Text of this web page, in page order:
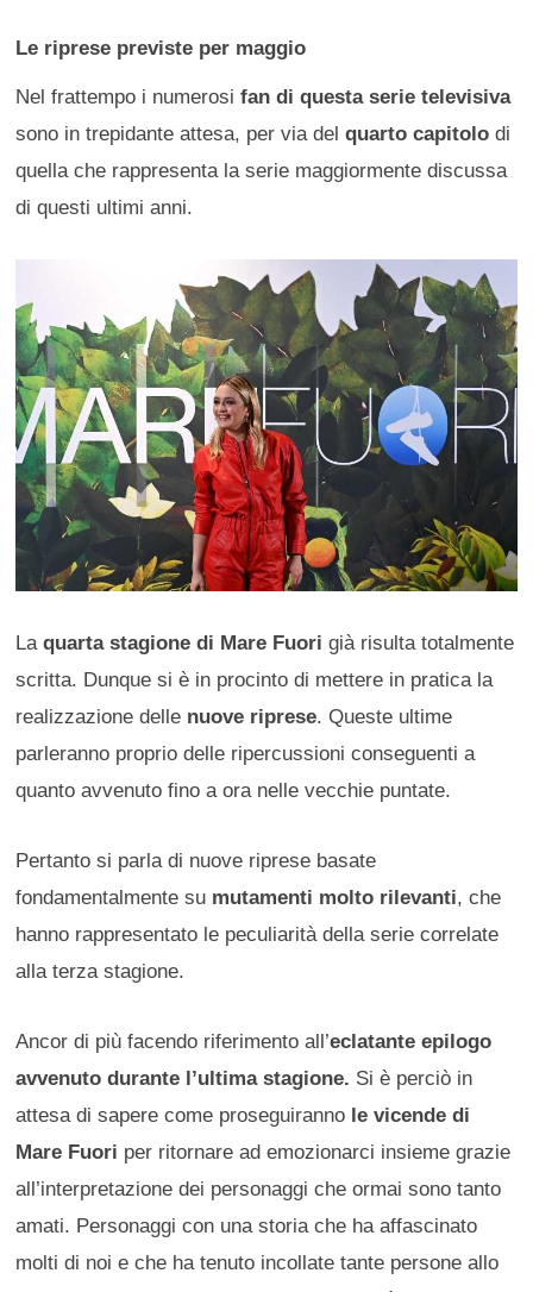
Le riprese previste per maggio
Nel frattempo i numerosi fan di questa serie televisiva
sono in trepidante attesa, per via del quarto capitolo di
quella che rappresenta la serie maggiormente discussa
di questi ultimi anni.
Laquarta stagione di Mare Fuori già risulta totalmente
scritta. Dunque si è in procinto di mettere in pratica la
realizzazione delle nuove riprese. Queste ultime
parleranno proprio delle ripercussioni conseguenti a
quanto avvenuto fino a ora nelle vecchie puntate.
Pertanto si parla di nuove riprese basate
fondamentalmente su mutamenti molto rilevanti, che
hanno rappresentato le peculiarità della serie correlate
alla terza stagione.
Ancor di più facendo riferimento all’eclatante epilogo
avvenuto durante l’ultima stagione. Si è perciò in
attesa di sapere come proseguiranno le vicende di
Mare Fuori per ritornare ad emozionarci insieme grazie
all’interpretazione dei personaggi che ormai sono tanto
amati. Personaggi con una storia che ha affascinato
molti di noi e che ha tenuto incollate tante persone allo